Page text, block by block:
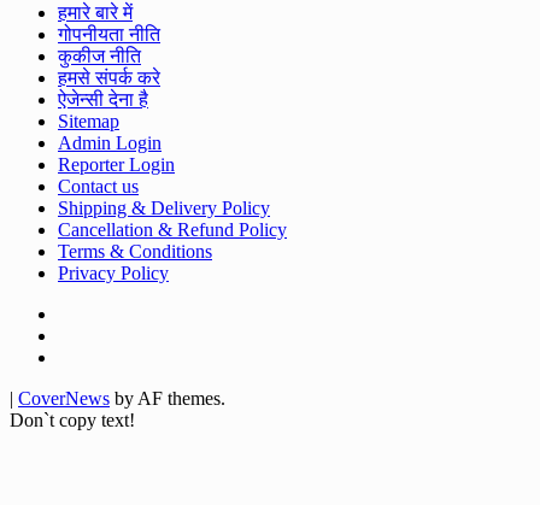
हमारे बारे में
गोपनीयता नीति
कुकीज नीति
हमसे संपर्क करे
ऐजेन्सी देना है
Sitemap
Admin Login
Reporter Login
Contact us
Shipping & Delivery Policy
Cancellation & Refund Policy
Terms & Conditions
Privacy Policy
| CoverNews by AF themes.
Don`t copy text!